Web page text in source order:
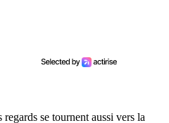
regards se tournent aussi vers la